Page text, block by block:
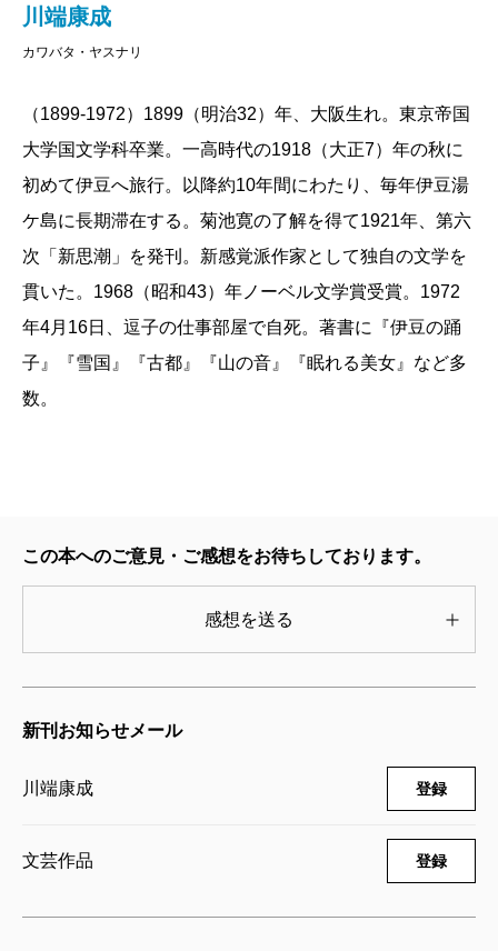
川端康成
カワバタ・ヤスナリ
（1899-1972）1899（明治32）年、大阪生れ。東京帝国
大学国文学科卒業。一高時代の1918（大正7）年の秋に
初めて伊豆へ旅行。以降約10年間にわたり、毎年伊豆湯
ケ島に長期滞在する。菊池寛の了解を得て1921年、第六
次「新思潮」を発刊。新感覚派作家として独自の文学を
貫いた。1968（昭和43）年ノーベル文学賞受賞。1972
年4月16日、逗子の仕事部屋で自死。著書に『伊豆の踊
子』『雪国』『古都』『山の音』『眠れる美女』など多
数。
この本へのご意見・ご感想をお待ちしております。
感想を送る
新刊お知らせメール
川端康成 登録
文芸作品 登録